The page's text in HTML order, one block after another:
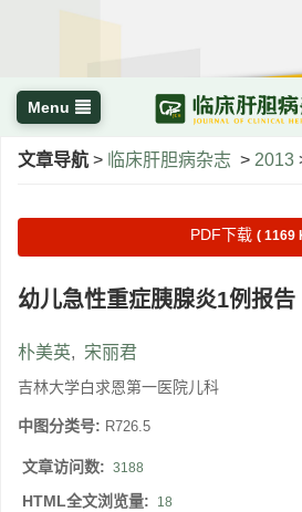
Menu
文章导航 > 临床肝胆病杂志 > 2013
PDF下载 ( 1169
幼儿急性重症胰腺炎1例报告
朴美英, 宋丽君
吉林大学白求恩第一医院儿科
中图分类号: R726.5
文章访问数: 3188
HTML全文浏览量: 18